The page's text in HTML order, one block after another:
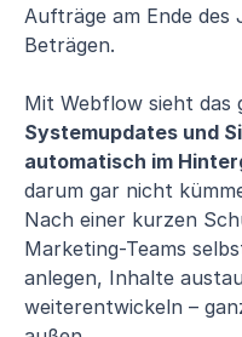
Aufträge am Ende
Beträgen.
Mit Webflow sieht das
Systemupdates und
automatisch im
darum gar nicht
Nach einer kurzen
Marketing-Teams
anlegen, Inhalte
weiterentwickeln –